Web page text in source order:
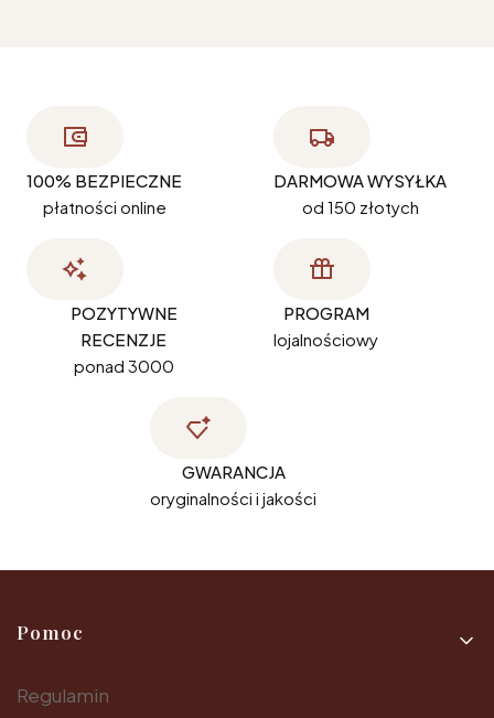
100% BEZPIECZNE
płatności online
DARMOWA WYSYŁKA
od 150 złotych
POZYTYWNE
RECENZJE
ponad 3000
PROGRAM
lojalnościowy
GWARANCJA
oryginalności i jakości
Linki w stopce
Pomoc
Regulamin